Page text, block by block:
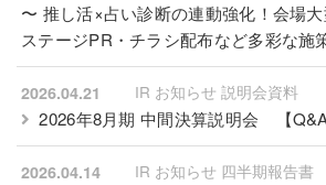
〜 推し活×占い診断の連動強化！会場大
ステージPR・チラシ配布など多彩な施
2026.04.21 IR お知らせ 説明会資料
2026年8月期 中間決算説明会 【
2026.04.14 IR お知らせ 四半期報告書